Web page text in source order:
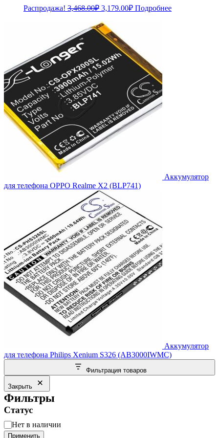
Распродажа! 3,468.00₽ Первоначальная
составляла
3,468.00₽.
3,179.00₽Текущая
цена:
Подробнее
Аккумулятор
для телефона OPPO Realme X2 (BLP741)
Аккумулятор
для телефона Philips Xenium S326 (AB3000IWMC)
Фильтрация товаров
Закрыть
Фильтры
Статус
Статус
Нет в наличии
Применить